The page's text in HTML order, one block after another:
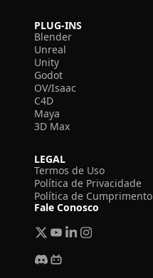
PLUG-INS
Blender
Unreal
Unity
Godot
OV/Isaac
C4D
Maya
3D Max
LEGAL
Termos de Uso
Política de Privacidade
Política de Cumprimento
Fale Conosco